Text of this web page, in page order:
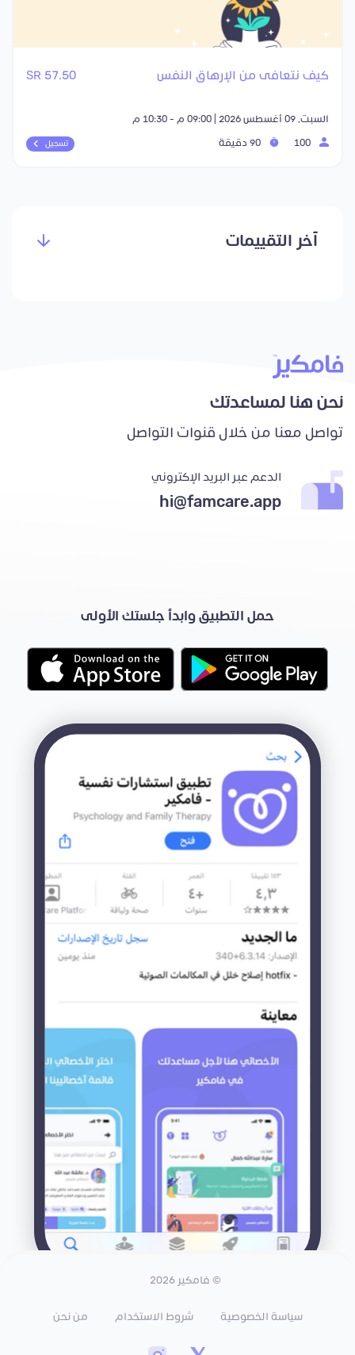
كيف نتعافى من الإرهاق النفس 57.50 SR
السبت, 09 أغسطس 2026 | 09:00 م - 10:30 م
تسجيل
آخر التقييمات
نحن هنا لمساعدتك
تواصل معنا من خلال قنوات التواصل
الدعم عبر البريد الإكتروني
hi@famcare.app
حمل التطبيق وابدأ جلستك الأولى
© فامكير 2026
سياسة الخصوصية شروط الاستخدام من نحن